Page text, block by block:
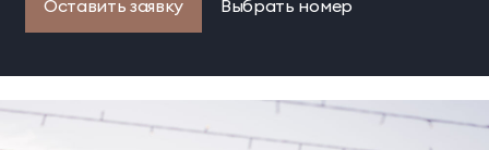
Оставить заявку Выбрать номер